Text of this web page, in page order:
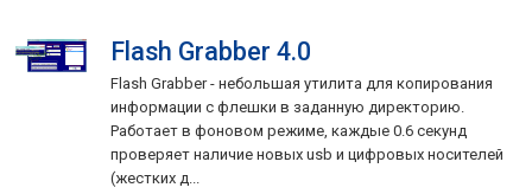
Flash Grabber 4.0
Flash Grabber - небольшая утилита для копирования
информации с флешки в заданную директорию.
Работает в фоновом режиме, каждые 0.6 секунд
проверяет наличие новых usb и цифровых носителей
(жестких д...